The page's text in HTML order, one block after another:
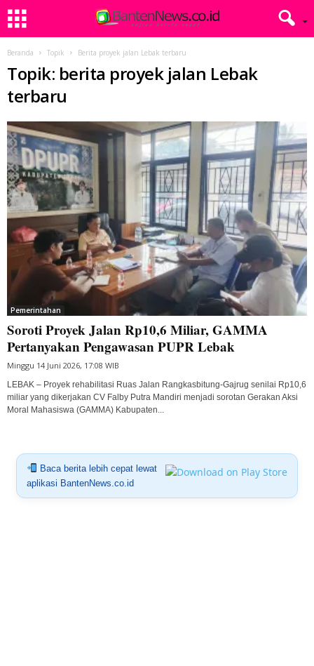
Beranda Topik Berita proyek jalan Lebak terbaru
Topik: berita proyek jalan Lebak
terbaru
Pemerintahan
Soroti Proyek Jalan Rp10,6 Miliar, GAMMA
Pertanyakan Pengawasan PUPR Lebak
Minggu 14 Juni 2026, 17:08 WIB
LEBAK – Proyek rehabilitasi Ruas Jalan Rangkasbitung-Gajrug senilai Rp10,6
miliar yang dikerjakan CV Falby Putra Mandiri menjadi sorotan Gerakan Aksi
Moral Mahasiswa (GAMMA) Kabupaten...
Baca berita lebih cepat lewat
aplikasi BantenNews.co.id